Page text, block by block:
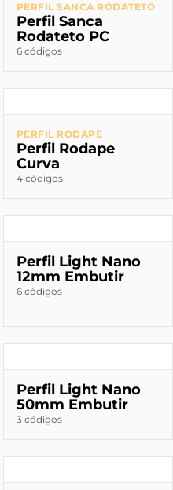
PERFIL SANCA RODATETO
Perfil Sanca
Rodateto PC
6 códigos
PERFIL RODAPE
Perfil Rodape
Curva
4 códigos
Perfil Light Nano
12mm Embutir
6 códigos
Perfil Light Nano
50mm Embutir
3 códigos